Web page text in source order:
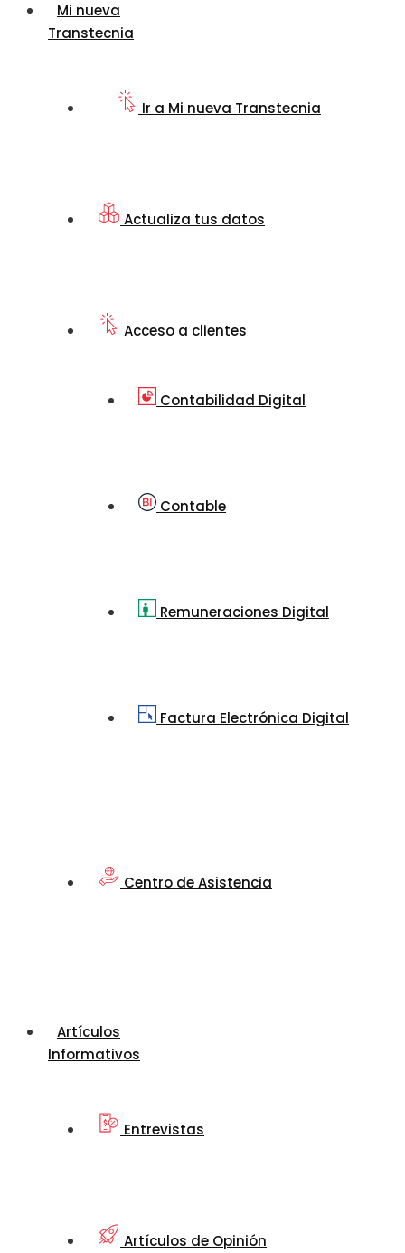
Mi nueva
Transtecnia
Ir a Mi nueva Transtecnia
Actualiza tus datos
Acceso a clientes
Contabilidad Digital
Contable
Remuneraciones Digital
Factura Electrónica Digital
Centro de Asistencia
Artículos
Informativos
Entrevistas
Artículos de Opinión